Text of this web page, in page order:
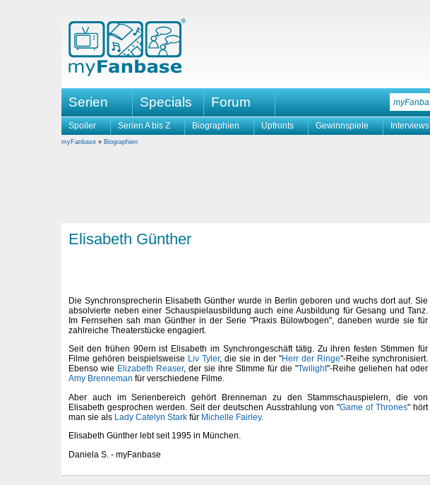
Serien Specials Forum
Spoiler Serien A bis Z Biographien Upfronts Gewinnspiele Interviews
myFanbase » Biographien
Elisabeth Günther
Die Synchronsprecherin Elisabeth Günther wurde in Berlin geboren und wuchs dort auf. Sie
absolvierte neben einer Schauspielausbildung auch eine Ausbildung für Gesang und Tanz.
Im Fernsehen sah man Günther in der Serie "Praxis Bülowbogen", daneben wurde sie für
zahlreiche Theaterstücke engagiert.
Seit den frühen 90ern ist Elisabeth im Synchrongeschäft tätig. Zu ihren festen Stimmen für
Filme gehören beispielsweise Liv Tyler, die sie in der "Herr der Ringe"-Reihe synchronisiert.
Ebenso wie Elizabeth Reaser, der sie ihre Stimme für die "Twilight"-Reihe geliehen hat oder
Amy Brenneman für verschiedene Filme.
Aber auch im Serienbereich gehört Brenneman zu den Stammschauspielern, die von
Elisabeth gesprochen werden. Seit der deutschen Ausstrahlung von "Game of Thrones" hört
man sie als Lady Catelyn Stark für Michelle Fairley.
Elisabeth Günther lebt seit 1995 in München.
Daniela S. - myFanbase